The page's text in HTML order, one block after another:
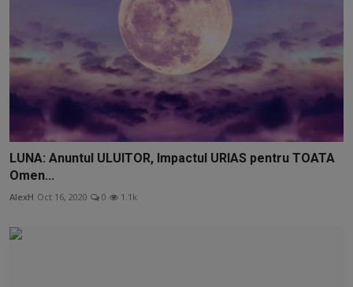
LUNA: Anuntul ULUITOR, Impactul URIAS pentru TOATA
Omen...
AlexH Oct 16, 2020 0 1.1k